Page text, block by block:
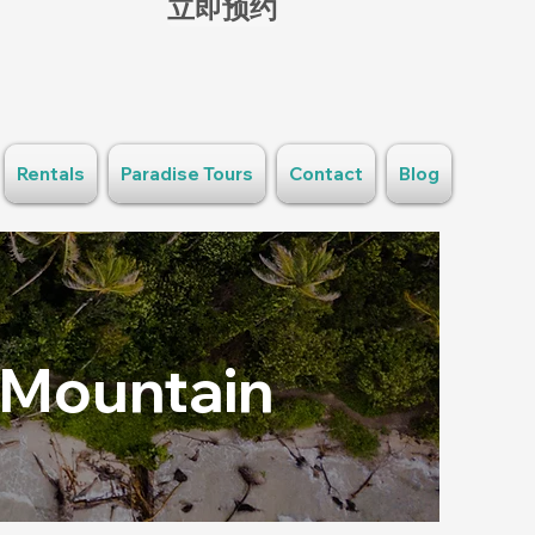
立即预约
Rentals Paradise Tours Contact Blog